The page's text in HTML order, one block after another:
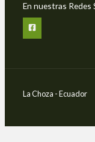
En nuestras Redes
La Choza - Ecuador